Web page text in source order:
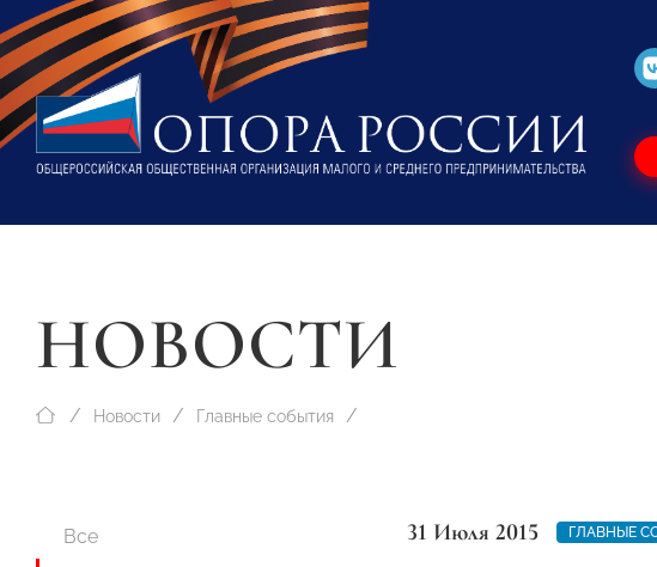
НОВОСТИ
Новости Главные события
Все
31 Июля 2015 ГЛАВНЫЕ